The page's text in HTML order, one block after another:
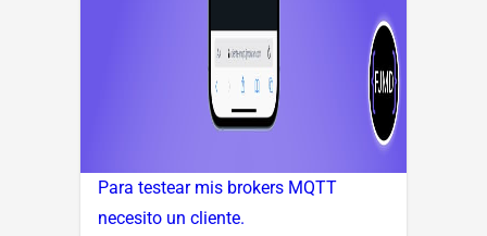
Para testear mis brokers MQTT
necesito un cliente.